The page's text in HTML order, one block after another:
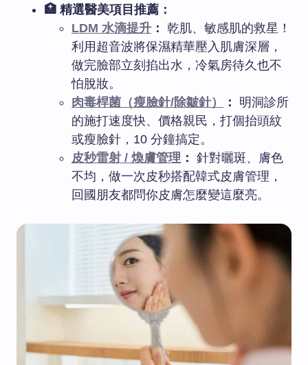
🏥 精選醫美項目推薦：
LDM 水滴提升 ： 乾肌、敏感肌的救星！
利用超音波將保濕精華壓入肌膚深層，
做完臉部立刻掐出水，冷氣房待久也不
怕脫妝。
肉毒桿菌（瘦臉針/除皺針）
：
明洞診所
的施打速度快、價格親民，打個抬頭紋
或瘦臉針，10 分鐘搞定。
皮秒雷射 / 煥膚管理 ： 針對曬斑、膚色
不均，做一次皮秒搭配韓式皮膚管理，
回國朋友都問你皮膚怎麼變這麼亮。